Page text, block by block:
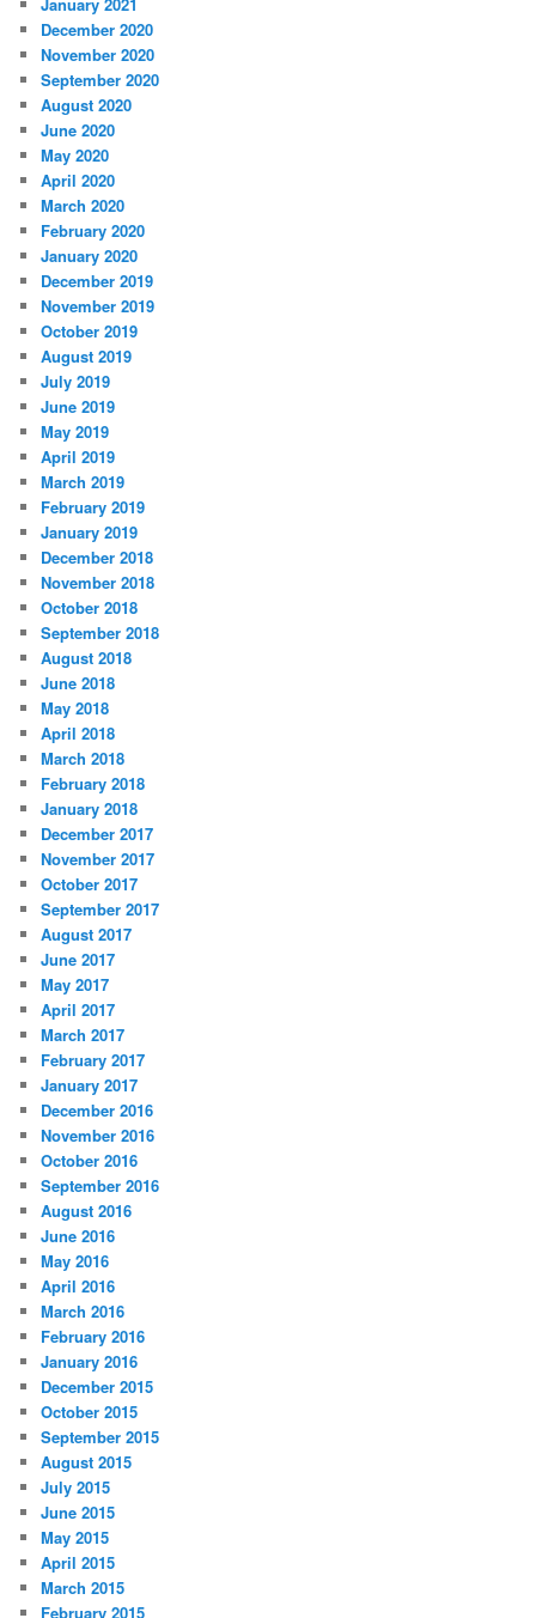
December 2020
November 2020
September 2020
August 2020
June 2020
May 2020
April 2020
March 2020
February 2020
January 2020
December 2019
November 2019
October 2019
August 2019
July 2019
June 2019
May 2019
April 2019
March 2019
February 2019
January 2019
December 2018
November 2018
October 2018
September 2018
August 2018
June 2018
May 2018
April 2018
March 2018
February 2018
January 2018
December 2017
November 2017
October 2017
September 2017
August 2017
June 2017
May 2017
April 2017
March 2017
February 2017
January 2017
December 2016
November 2016
October 2016
September 2016
August 2016
June 2016
May 2016
April 2016
March 2016
February 2016
January 2016
December 2015
October 2015
September 2015
August 2015
July 2015
June 2015
May 2015
April 2015
March 2015
February 2015